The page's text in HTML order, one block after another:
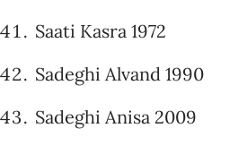
Saati Kasra 1972
Sadeghi Alvand 1990
Sadeghi Anisa 2009